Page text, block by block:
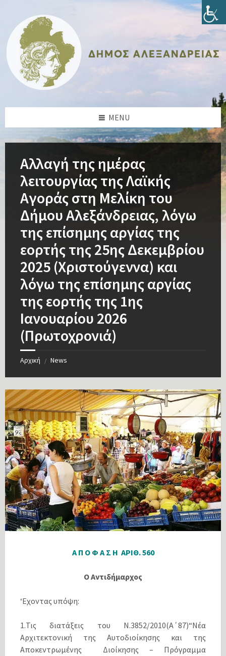
content
sidebar
sidebar
footer
MENU
Αλλαγή της ημέρας
λειτουργίας της Λαϊκής
Αγοράς στη Μελίκη του
Δήμου Αλεξάνδρειας, λόγω
της επίσημης αργίας της
εορτής της 25ης Δεκεμβρίου
2025 (Χριστούγεννα) και
λόγω της επίσημης αργίας
της εορτής της 1ης
Ιανουαρίου 2026
(Πρωτοχρονιά)
Αρχική / News
Α Π Ο Φ Α Σ Η ΑΡΙΘ. 560
Ο Αντιδήμαρχος
‘Eχοντας υπόψη:
1.Τις διατάξεις του Ν.3852/2010(Α΄87)“Νέα
Αρχιτεκτονική της Αυτοδιοίκησης και της
Αποκεντρωμένης Διοίκησης – Πρόγραμμα